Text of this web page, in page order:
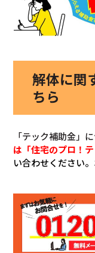
解体に関
ちら
「テック補助金」
は「住宅のプロ！
い合わせください